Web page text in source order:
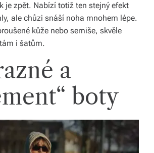
je zpět. Nabízí totiž ten stejný efekt
ale chůzi snáší noha mnohem lépe.
kůže nebo semiše, skvěle
i šatům.
a
boty